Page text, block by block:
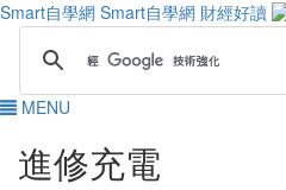
Smart自學網 Smart自學網 財經好讀
MENU
進修充電